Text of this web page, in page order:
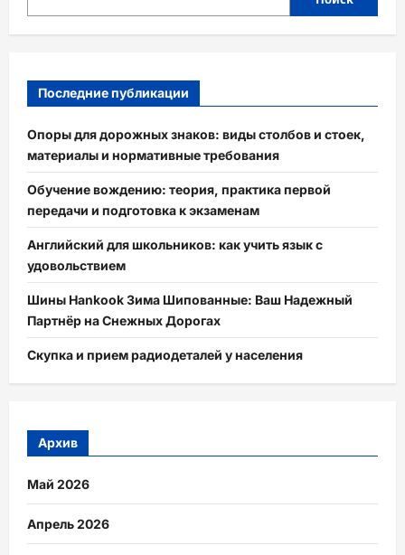
Последние публикации
Опоры для дорожных знаков: виды столбов и стоек,
материалы и нормативные требования
Обучение вождению: теория, практика первой
передачи и подготовка к экзаменам
Английский для школьников: как учить язык с
удовольствием
Шины Hankook Зима Шипованные: Ваш Надежный
Партнёр на Снежных Дорогах
Скупка и прием радиодеталей у населения
Архив
Май 2026
Апрель 2026